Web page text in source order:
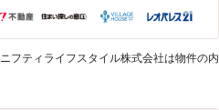
フティライフスタイル株式会社は物件の内